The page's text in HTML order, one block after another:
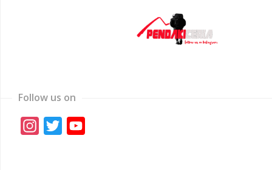
Follow us on
Instagram
Twitter